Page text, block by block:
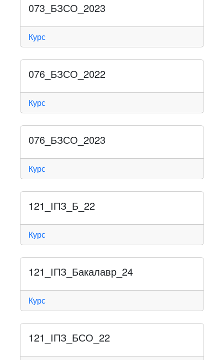
073_БЗСО_2023
Курс
076_БЗСО_2022
Курс
076_БЗСО_2023
Курс
121_ІПЗ_Б_22
Курс
121_ІПЗ_Бакалавр_24
Курс
121_ІПЗ_БСО_22